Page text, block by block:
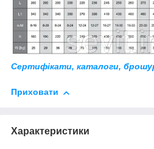
Сертифікати, каталоги,
Приховати
Характеристики